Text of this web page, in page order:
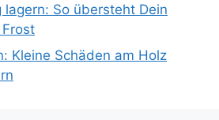
So übersteht Dein
Kleine Schäden am Holz